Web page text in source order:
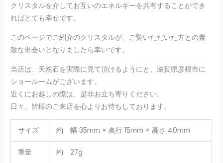
クリスタルを介してお互いのエネルギーを共有することができ
ればとても幸せです。
このページでご紹介のクリスタルが、ご覧いただいた方との素
敵な出会いとなりましたら幸いです。
当店は、天然石を実際に見て頂けるようにと、滋賀県彦根市に
ショールームがございます。
近くにお越しの際は、是非お立ち寄りください。
日々、皆様のご来店を心よりお待ちしております。
サイズ 約 幅 35mm × 奥行 15mm × 高さ 40mm
重量 約 27g